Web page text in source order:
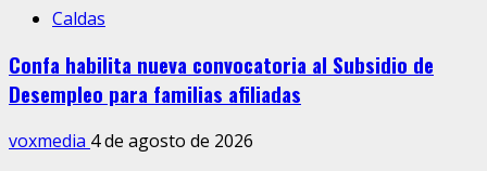
Caldas
Confa habilita nueva convocatoria al Subsidio de
Desempleo para familias afiliadas
voxmedia 4 de agosto de 2026